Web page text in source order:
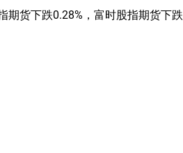
期货下跌0.28%，富时股指期货下跌